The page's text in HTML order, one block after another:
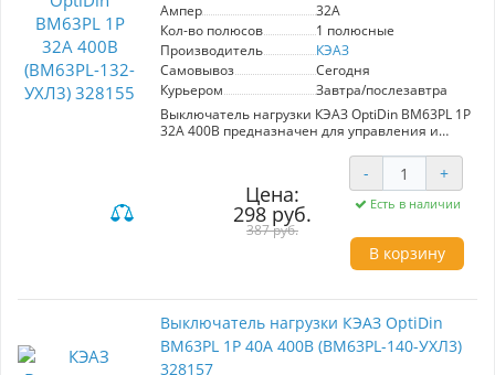
Ампер
32A
Кол-во полюсов
1 полюсные
Производитель
КЭАЗ
Самовывоз
Сегодня
Курьером
Завтра/послезавтра
Выключатель нагрузки КЭАЗ OptiDin ВМ63PL 1P
32А 400В предназначен для управления и
надежное включение и отключение
номинального тока до 32А в нормальных
условиях, а также защиту при коротком
замыкании. Идеален для использования в
промышленных и бытовых электрических
Цена:
298 руб.
387 руб.
- +
Есть в наличии
В корзину
Выключатель нагрузки КЭАЗ OptiDin
ВМ63PL 1P 40А 400В (BM63PL-140-УХЛ3)
328157